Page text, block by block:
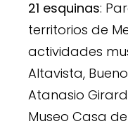
21 esquinas:
territorios de
actividades
Altavista,
Atanasio
Museo Casa